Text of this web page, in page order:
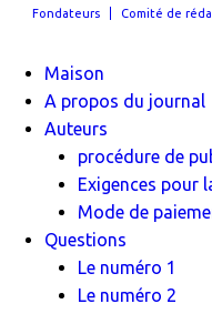
Fondateurs Comité de
Maison
A propos du journal
Auteurs
procédure de
Exigences pour
Mode de
Questions
Le numéro 1
Le numéro 2